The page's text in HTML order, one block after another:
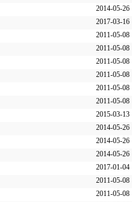
2014-05-26
2017-03-16
2011-05-08
2011-05-08
2011-05-08
2011-05-08
2011-05-08
2011-05-08
2015-03-13
2014-05-26
2014-05-26
2014-05-26
2017-01-04
2011-05-08
2011-05-08